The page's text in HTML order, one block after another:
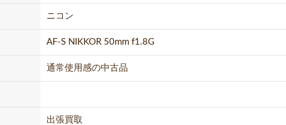
ニコン
AF-S NIKKOR 50mm f1.8G
通常使用感の中古品
出張買取